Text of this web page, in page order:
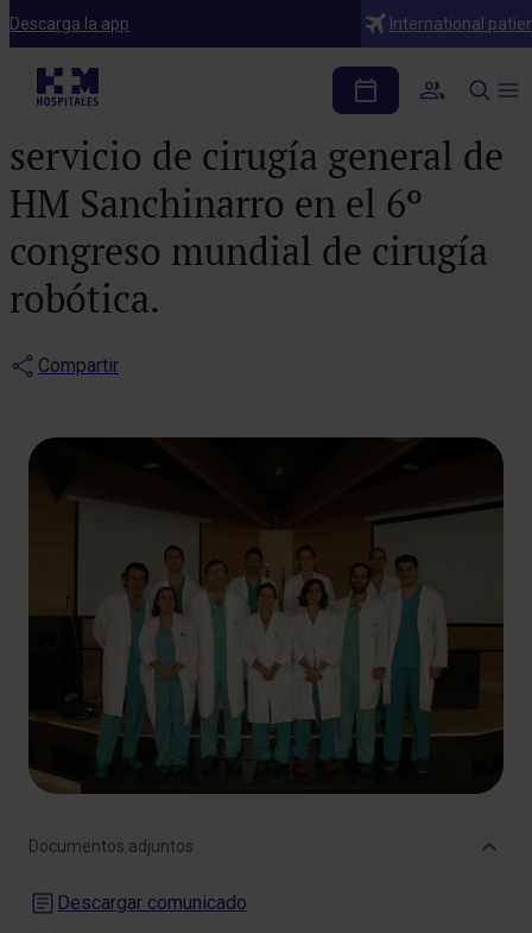
Descarga la app International
Notas de prensa
Primer premio en
técnica quirúrquica para el
servicio de cirugía general de
HM Sanchinarro en el 6º
congreso mundial de cirugía
robótica. ​
Compartir
Documentos adjuntos
Descargar comunicado